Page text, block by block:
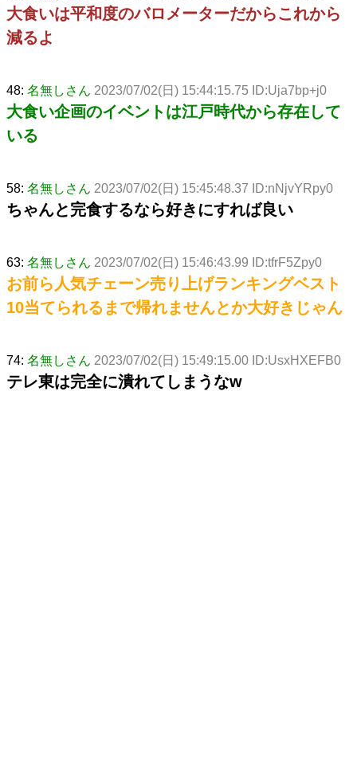
大食いは平和度のバロメーターだからこれから
減るよ
48: 名無しさん 2023/07/02(日) 15:44:15.75 ID:Uja7bp+j0
大食い企画のイベントは江戸時代から存在して
いる
58: 名無しさん 2023/07/02(日) 15:45:48.37 ID:nNjvYRpy0
ちゃんと完食するなら好きにすれば良い
63: 名無しさん 2023/07/02(日) 15:46:43.99 ID:tfrF5Zpy0
お前ら人気チェーン売り上げランキングベスト
10当てられるまで帰れませんとか大好きじゃん
74: 名無しさん 2023/07/02(日) 15:49:15.00 ID:UsxHXEFB0
テレ東は完全に潰れてしまうなw